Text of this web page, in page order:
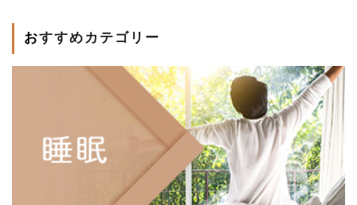
おすすめカテゴリー